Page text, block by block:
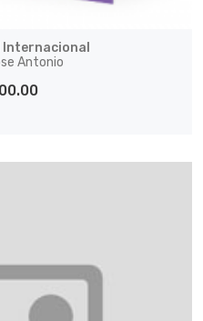
Internacional
Antonio